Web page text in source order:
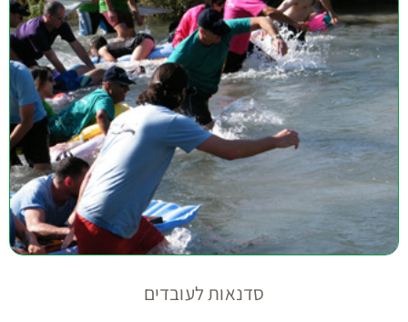
סדנאות לעובדים